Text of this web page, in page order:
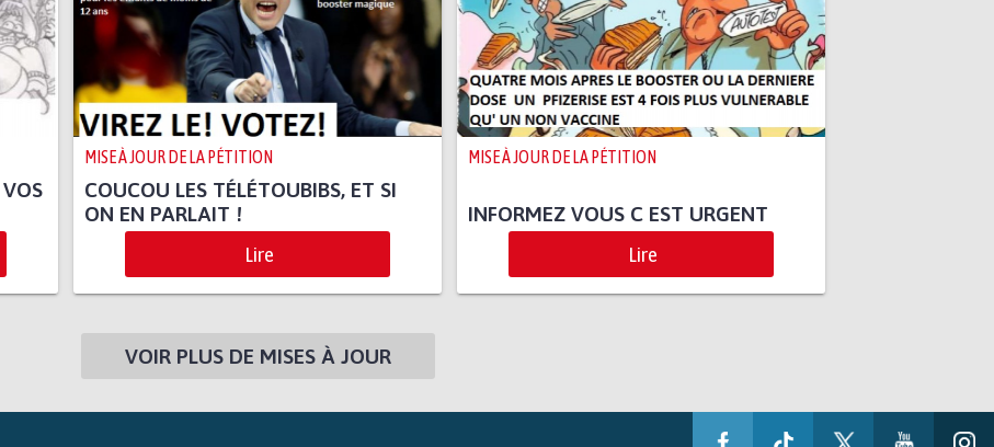
MISE À JOUR DE LA PÉTITION
COUCOU LES TÉLÉTOUBIBS, ET SI
ON EN PARLAIT !
Lire
MISE À JOUR DE LA PÉTITION
INFORMEZ VOUS C EST URGENT
Lire
VOIR PLUS DE MISES À JOUR